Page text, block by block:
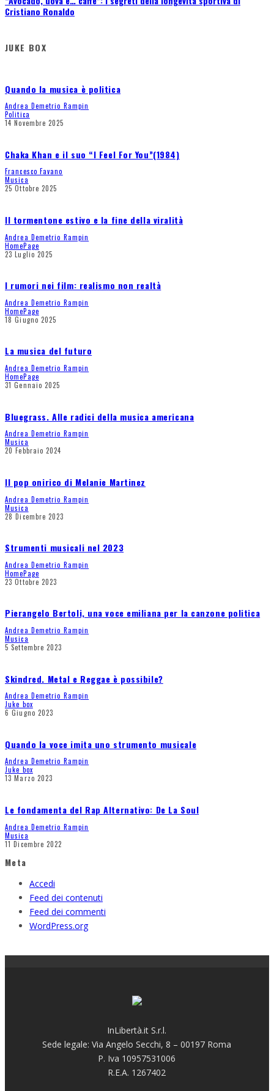
Cristiano Ronaldo
JUKE BOX
Quando la musica è politica
Andrea Demetrio Rampin
Politica
14 Novembre 2025
Chaka Khan e il suo “I Feel For You”(1984)
Francesco Favano
Musica
25 Ottobre 2025
Il tormentone estivo e la fine della viralità
Andrea Demetrio Rampin
HomePage
23 Luglio 2025
I rumori nei film: realismo non realtà
Andrea Demetrio Rampin
HomePage
18 Giugno 2025
La musica del futuro
Andrea Demetrio Rampin
HomePage
31 Gennaio 2025
Bluegrass. Alle radici della musica americana
Andrea Demetrio Rampin
Musica
20 Febbraio 2024
Il pop onirico di Melanie Martinez
Andrea Demetrio Rampin
Musica
28 Dicembre 2023
Strumenti musicali nel 2023
Andrea Demetrio Rampin
HomePage
23 Ottobre 2023
Pierangelo Bertoli, una voce emiliana per la canzone politica
Andrea Demetrio Rampin
Musica
5 Settembre 2023
Skindred. Metal e Reggae è possibile?
Andrea Demetrio Rampin
Juke box
6 Giugno 2023
Quando la voce imita uno strumento musicale
Andrea Demetrio Rampin
Juke box
13 Marzo 2023
Le fondamenta del Rap Alternativo: De La Soul
Andrea Demetrio Rampin
Musica
11 Dicembre 2022
Meta
Accedi
Feed dei contenuti
Feed dei commenti
WordPress.org
InLibertà.it S.r.l.
Sede legale: Via Angelo Secchi, 8 – 00197 Roma
P. Iva 10957531006
R.E.A. 1267402